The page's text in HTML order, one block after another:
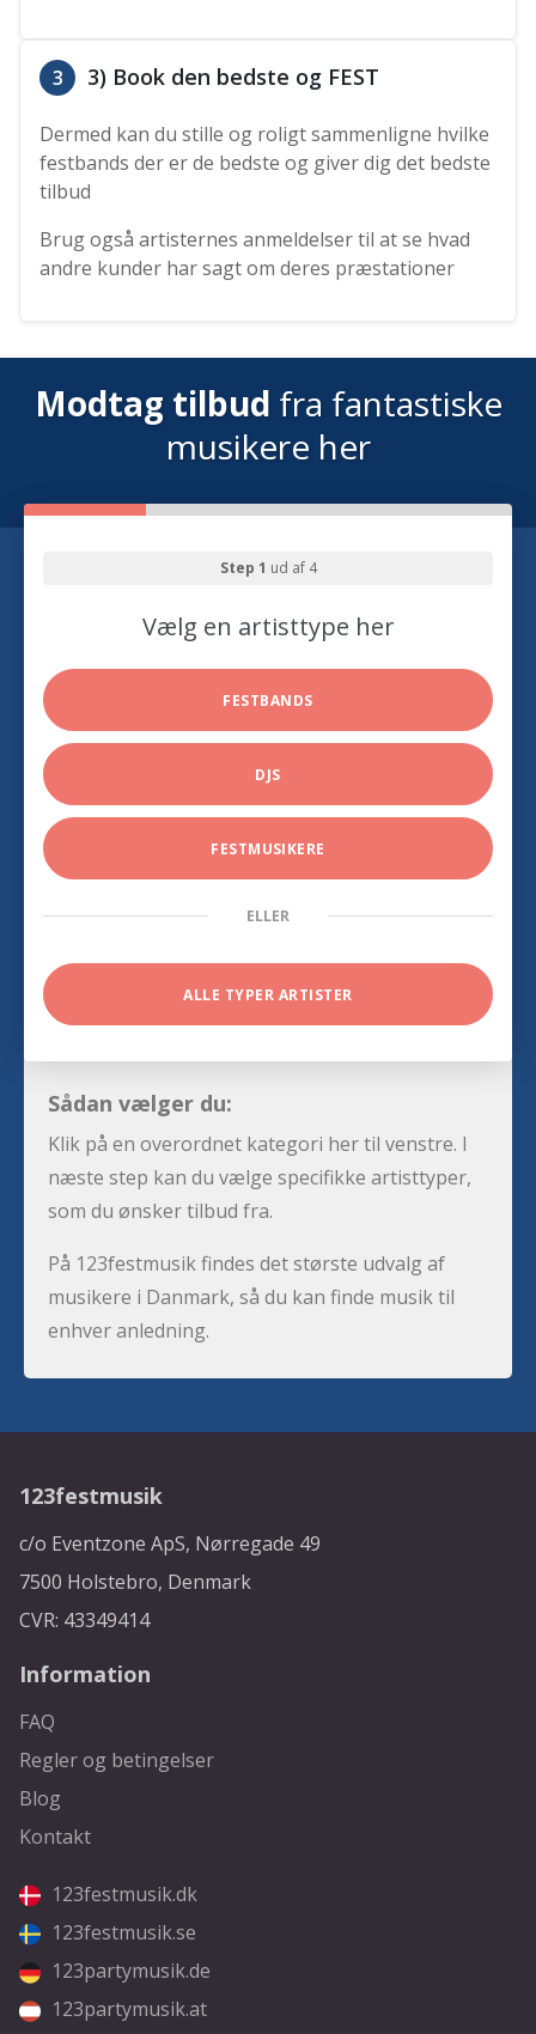
3 3) Book den bedste og FEST
Dermed kan du stille og roligt sammenligne hvilke
festbands der er de bedste og giver dig det bedste
tilbud
Brug også artisternes anmeldelser til at se hvad
andre kunder har sagt om deres præstationer
Modtag tilbud fra fantastiske
musikere her
Step 1 ud af 4
Vælg en artisttype her
FESTBANDS
DJS
FESTMUSIKERE
ELLER
ALLE TYPER ARTISTER
Sådan vælger du:
Klik på en overordnet kategori her til venstre. I
næste step kan du vælge specifikke artisttyper,
som du ønsker tilbud fra.
På 123festmusik findes det største udvalg af
musikere i Danmark, så du kan finde musik til
enhver anledning.
123festmusik
c/o Eventzone ApS, Nørregade 49
7500 Holstebro, Denmark
CVR: 43349414
Information
FAQ
Regler og betingelser
Blog
Kontakt
123festmusik.dk
123festmusik.se
123partymusik.de
123partymusik.at